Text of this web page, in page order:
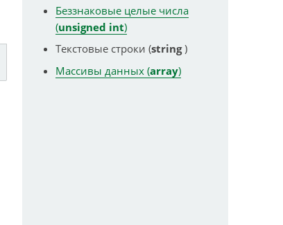
Беззнаковые целые числа
(unsigned int)
Текстовые строки (string)
Массивы данных (array)